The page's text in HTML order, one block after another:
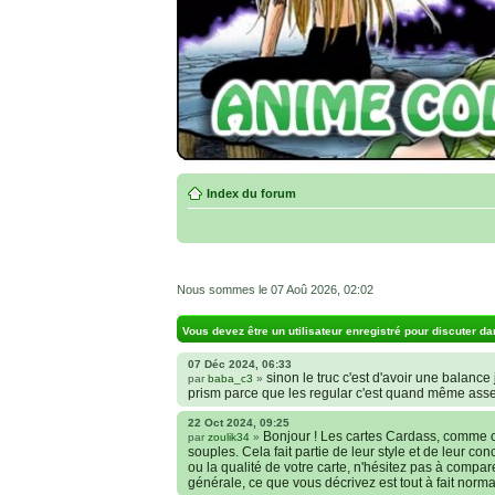
Index du forum
Nous sommes le 07 Aoû 2026, 02:02
Vous devez être un utilisateur enregistré pour discuter
07 Déc 2024, 06:33
par baba_c3 » sinon le truc c'est d'avoir une
prism parce que les regular c'est quand même
22 Oct 2024, 09:25
par zoulik34 » Bonjour ! Les cartes Cardass,
souples. Cela fait partie de leur style et de leur
ou la qualité de votre carte, n'hésitez pas à
générale, ce que vous décrivez est tout à fait